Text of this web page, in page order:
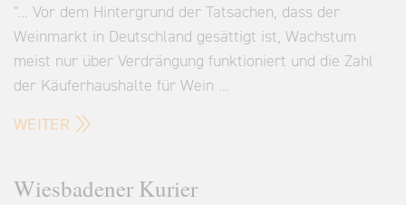
"... Vor dem Hintergrund der Tatsachen, dass der
Weinmarkt in Deutschland gesättigt ist, Wachstum
meist nur über Verdrängung funktioniert und die Zahl
der Käuferhaushalte für Wein …
WEITER
Wiesbadener Kurier